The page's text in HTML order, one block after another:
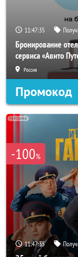
11:47:33
Бронирование
сервиса «Авито
Россия
Промокод
-100%
11:47:33